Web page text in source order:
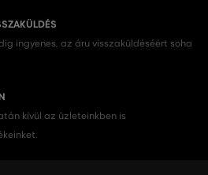
ingyenes, az áru visszaküldéséért soha
kívül az üzleteinkben is